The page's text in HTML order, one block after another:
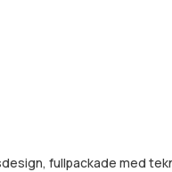
fullpackade med